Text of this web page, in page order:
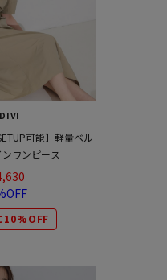
可能】軽量ベル
ンワンピース
10%OFF